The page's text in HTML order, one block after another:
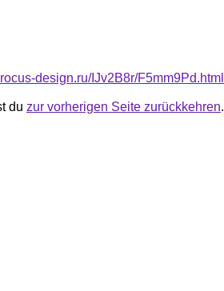
design.ru/IJv2B8r/F5mm9Pd.html
du zur vorherigen Seite zurückkehren.